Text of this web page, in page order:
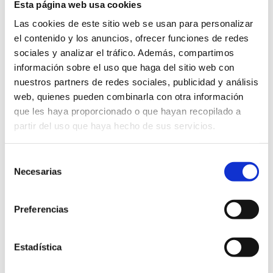
Esta página web usa cookies
Las cookies de este sitio web se usan para personalizar
el contenido y los anuncios, ofrecer funciones de redes
sociales y analizar el tráfico. Además, compartimos
información sobre el uso que haga del sitio web con
nuestros partners de redes sociales, publicidad y análisis
web, quienes pueden combinarla con otra información
que les haya proporcionado o que hayan recopilado a
partir del uso que haya hecho de sus servicios.
Necesarias
Preferencias
Estadística
Contenidos relacionados